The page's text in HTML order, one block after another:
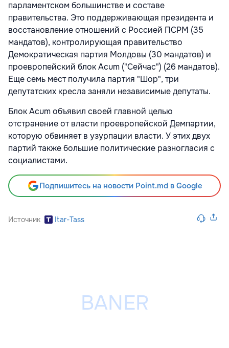
парламентском большинстве и составе
правительства. Это поддерживающая президента и
восстановление отношений с Россией ПСРМ (35
мандатов), контролирующая правительство
Демократическая партия Молдовы (30 мандатов) и
проевропейский блок Acum ("Сейчас") (26 мандатов).
Еще семь мест получила партия "Шор", три
депутатских кресла заняли независимые депутаты.
Блок Acum объявил своей главной целью
отстранение от власти проевропейской Демпартии,
которую обвиняет в узурпации власти. У этих двух
партий также большие политические разногласия с
социалистами.
Подпишитесь на новости Point.md в Google
Источник Itar-Tass